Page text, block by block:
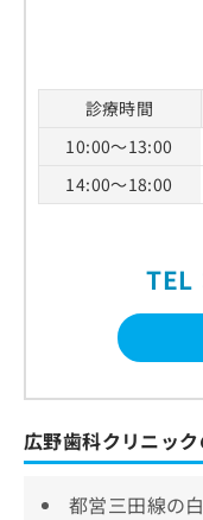
診療時間
10:00～13:00
14:00～18:00
TEL
広野歯科クリニッ
都営三田線の